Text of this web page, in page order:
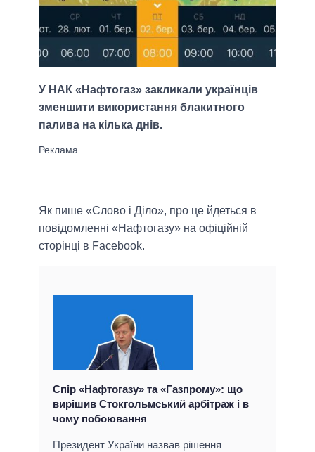
У НАК «Нафтогаз» закликали українців
зменшити використання блакитного
палива на кілька днів.
Як пише «Слово і Діло», про це йдеться в
повідомленні «Нафтогазу» на офіційній
сторінці в Facebook.
Спір «Нафтогазу» та «Газпрому»: що
вирішив Стокгольмський арбітраж і в
чому побоювання
Президент України назвав рішення